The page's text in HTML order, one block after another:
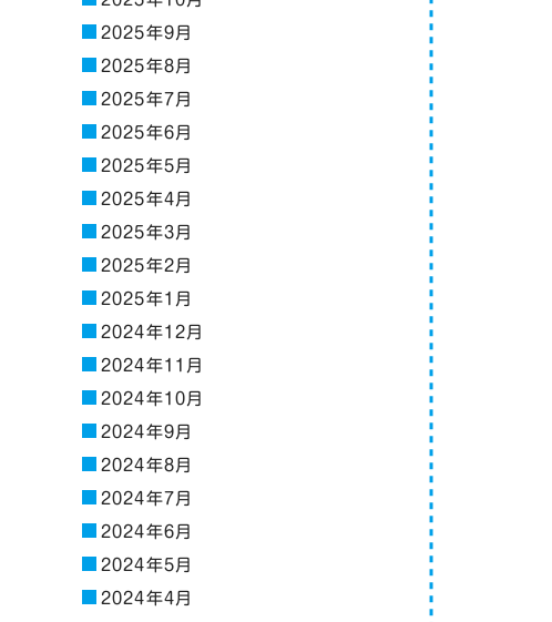
2025年9月
2025年8月
2025年7月
2025年6月
2025年5月
2025年4月
2025年3月
2025年2月
2025年1月
2024年12月
2024年11月
2024年10月
2024年9月
2024年8月
2024年7月
2024年6月
2024年5月
2024年4月